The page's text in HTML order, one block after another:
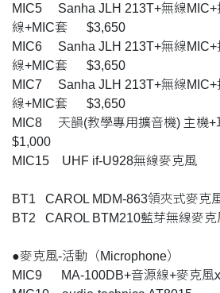
MIC5 Sanha JLH 213T+無線MIC+
線+MIC套 $3,650
MIC6 Sanha JLH 213T+無線MIC+
線+MIC套 $3,650
MIC7 Sanha JLH 213T+無線MIC+
線+MIC套 $3,650
MIC8 天韻(教學專用擴音機) 主
$1,000
MIC15 UHF if-U928無線麥克
BT1 CAROL MDM-863領夾
BT2 CAROL BTM210藍芽無線麥
●麥克風-活動（Microphone）
MIC9 MA-100DB+音源線+麥克